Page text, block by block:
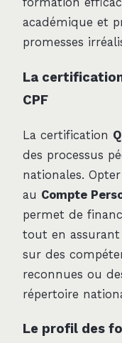
formation
académique et
promesses
La
CPF
La certification
des processus
nationales.
au Compte
permet de
tout en
sur des
reconnues ou
répertoire
Le profil des